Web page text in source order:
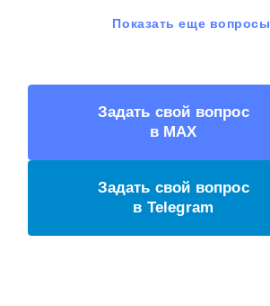
Показать еще вопросы
Задать свой вопрос
в MAX
Задать свой вопрос
в Telegram